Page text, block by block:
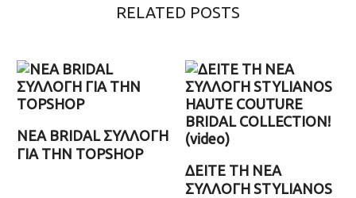
RELATED POSTS
ΝEA BRIDAL ΣΥΛΛΟΓΗ
ΓΙΑ ΤΗΝ TOPSHOP
ΔΕΙΤΕ ΤΗ ΝΕΑ
ΣΥΛΛΟΓΗ STYLIANOS